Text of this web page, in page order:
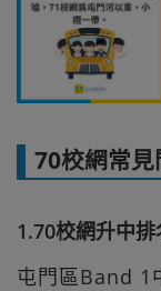
70校網常見
1.70校網升中
屯門區Band 1